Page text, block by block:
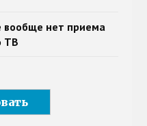
вообще нет приема
ТВ